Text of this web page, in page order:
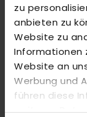
zu
anbieten zu
Website zu
Informationen
Website an
Werbung und
führen diese
weiteren
Markieren Sie die
oderAlle